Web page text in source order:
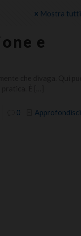
Mostra tutti
e
0 Approfondisci